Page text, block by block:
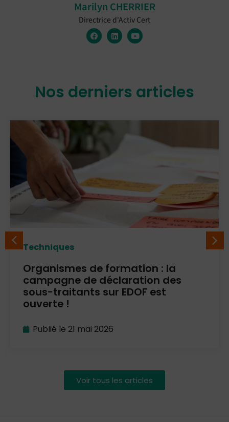
Marilyn CHERRIER
Directrice d'Activ Cert
Nos derniers articles
Techniques
Organismes de formation : la
campagne de déclaration des
sous-traitants sur EDOF est
ouverte !
Publié le 21 mai 2026
Voir tous les articles